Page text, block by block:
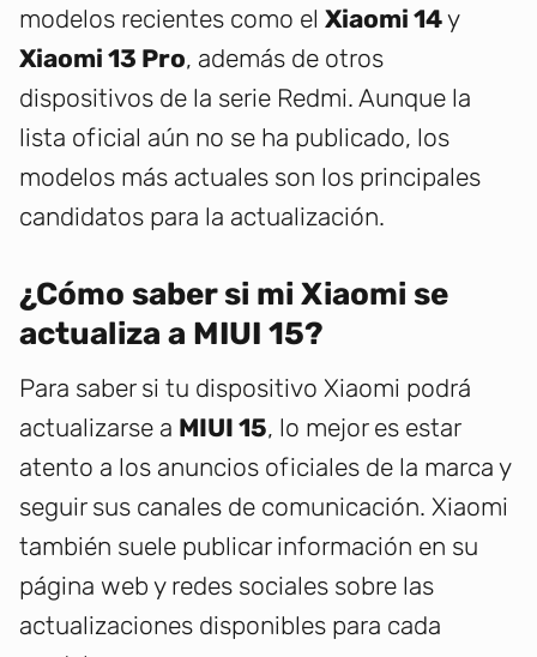
modelos recientes como el Xiaomi 14y
Xiaomi 13 Pro, además de otros
dispositivos de la serie Redmi. Aunque la
lista oficial aún no se ha publicado, los
modelos más actuales son los principales
candidatos para la actualización.
¿Cómo saber si mi Xiaomi se
actualiza a MIUI 15?
Para saber si tu dispositivo Xiaomi podrá
actualizarse a MIUI 15, lo mejor es estar
atento a los anuncios oficiales de la marca y
seguir sus canales de comunicación. Xiaomi
también suele publicar información en su
página web y redes sociales sobre las
actualizaciones disponibles para cada